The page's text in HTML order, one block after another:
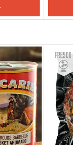
Fresco